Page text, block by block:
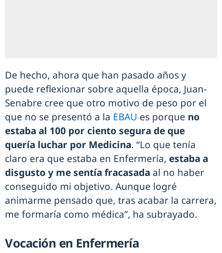
De hecho, ahora que han pasado años y
puede reflexionar sobre aquella época, Juan-
Senabre cree que otro motivo de peso por el
que no se presentó a la EBAU es porque no
estaba al 100 por ciento segura de que
quería luchar por Medicina. “Lo que tenía
claro era que estaba en Enfermería, estaba a
disgusto y me sentía fracasada al no haber
conseguido mi objetivo. Aunque logré
animarme pensado que, tras acabar la carrera,
me formaría como médica”, ha subrayado.
Vocación en Enfermería